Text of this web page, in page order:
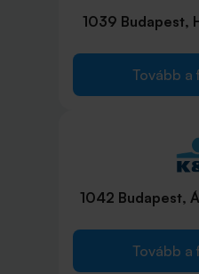
1039 Budapest,
Tovább a
1042 Budapest,
Tovább a